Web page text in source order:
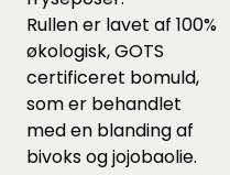
Rullen er lavet af 100%
økologisk, GOTS
certificeret bomuld,
som er behandlet
med en blanding af
bivoks og jojobaolie.